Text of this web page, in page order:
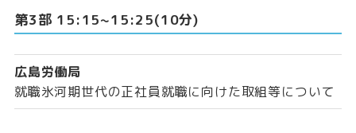
第3部 15:15~15:25(10分)
広島労働局
就職氷河期世代の正社員就職に向けた取組等について